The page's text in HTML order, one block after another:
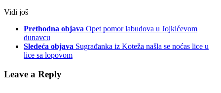
Vidi još
Prethodna objava Opet pomor labudova u Jojkićevom
dunavcu
Sledeća objava Sugrađanka iz Koteža našla se noćas lice u
lice sa lopovom
Leave a Reply